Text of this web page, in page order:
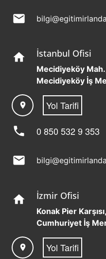
mail
home İstanbul Ofisi
Mecidiyeköy
Mecidiyeköy İş
location_on Yol Tarifi
phone 0 850 532 9 353
mail
home İzmir Ofisi
Konak Pier
Cumhuriyet İş
location_on Yol Tarifi